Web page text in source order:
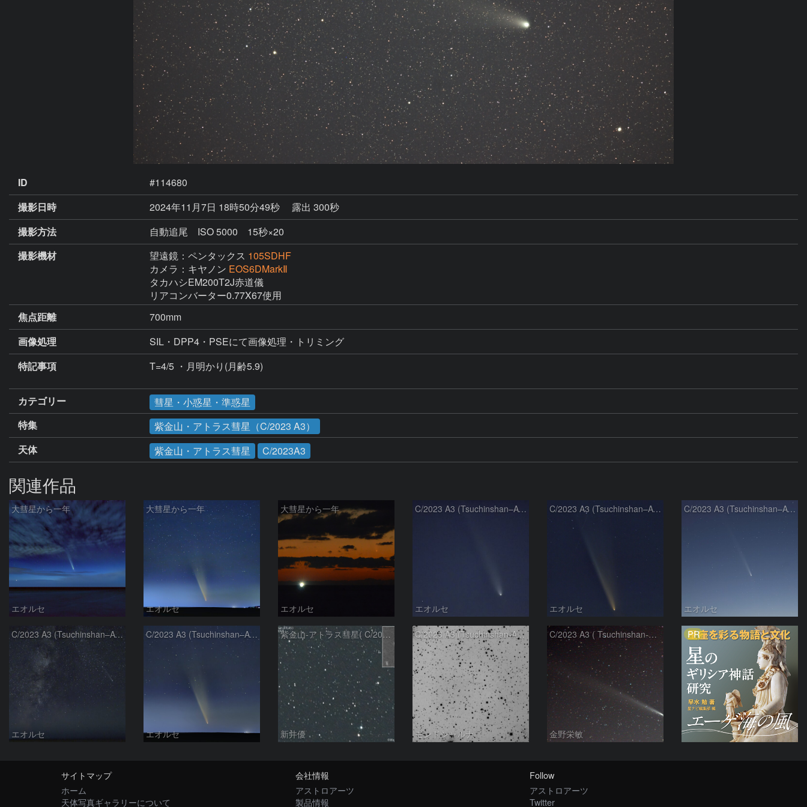
ID
#114680
撮影日時
2024年11月7日 18時50分49秒
露出 300秒
撮影方法
自動追尾 ISO 5000 15秒×20
撮影機材
望遠鏡：ペンタックス 105SDHF
カメラ：キヤノン EOS6DMarkⅡ
タカハシEM200T2J赤道儀
リアコンバーター0.77X67使用
焦点距離
700mm
画像処理
SIL・DPP4・PSEにて画像処理・トリミング
特記事項
T=4/5 ・月明かり(月齢5.9)
カテゴリー
彗星・小惑星・準惑星
特集
紫金山・アトラス彗星（C/2023 A3）
天体
紫金山・アトラス彗星 C/2023A3
関連作品
大彗星から一年
エオルセ
大彗星から一年
エオルセ
大彗星から一年
エオルセ
C/2023 A3 (Tsuchinshan–ATLAS)
エオルセ
C/2023 A3 (Tsuchinshan–ATLAS)
エオルセ
C/2023 A3 (Tsuchinshan–ATLAS)
エオルセ
C/2023 A3 (Tsuchinshan–ATLAS)と天の川
エオルセ
C/2023 A3 (Tsuchinshan–ATLAS)
エオルセ
紫金山-アトラス彗星( C/2023A3 )：2025/09/16
新井優
C/2023 A3 (Tsuchinshan-ATLAS)
モンドシャルナ
C/2023 A3 ( Tsuchinshan-ATLAS )
金野栄敏
PR
サイトマップ
ホーム
天体写真ギャラリーについて
会社情報
アストロアーツ
製品情報
Follow
アストロアーツ
Twitter